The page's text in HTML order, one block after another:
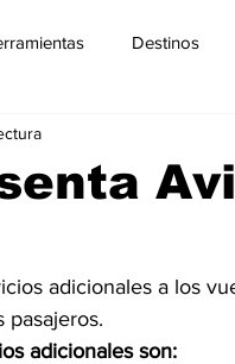
Destinos
adicionales a los
pasajeros.
adicionales son: